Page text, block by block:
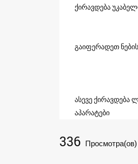
ქირავდება
გაიფერადეთ
ასევე ქირავდება
აპარატები
336 Просмотра(ов)